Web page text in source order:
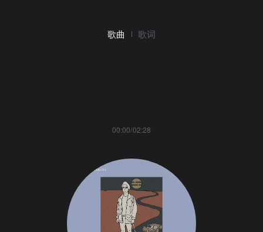
歌曲 歌词
00:00/02:28